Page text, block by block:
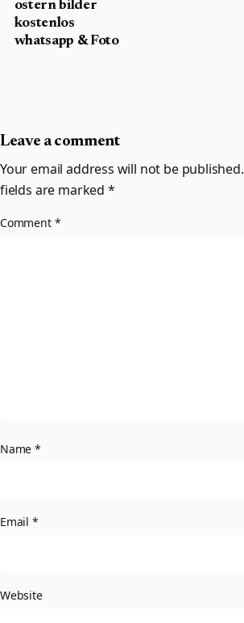
ostern bilder
kostenlos
whatsapp & Foto
Leave a comment
Your email address will not be published.
fields are marked *
Comment *
Name*
Email *
Website